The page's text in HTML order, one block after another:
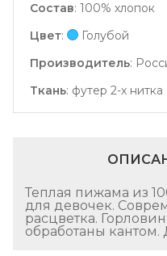
Состав: 100% хлопок
Цвет:
Голубой
Производитель:
Ткань: футер 2-х
Теплая пижама из
для девочек.
расцветка.
обработаны